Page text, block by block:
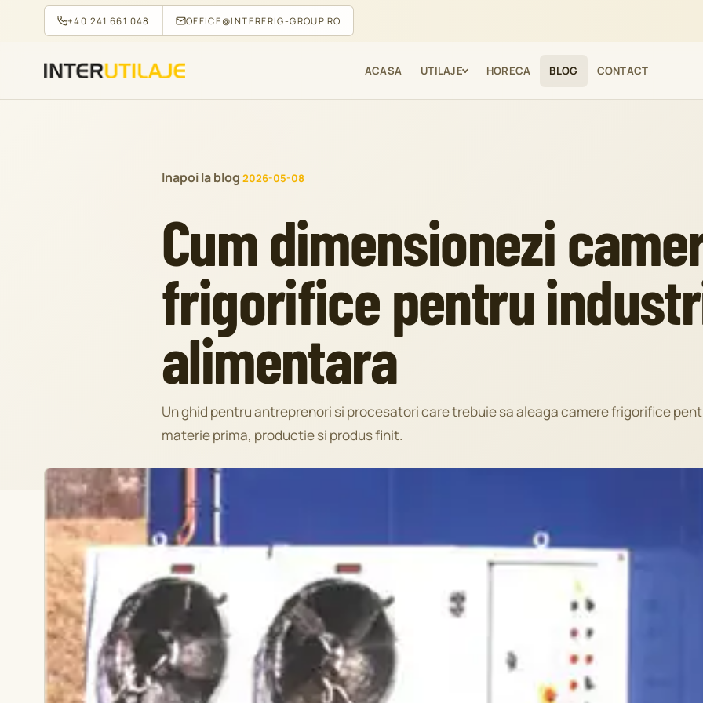
+40 241 661 048 OFFICE@INTERFRIG-GROUP.RO
ACASA UTILAJE HORECA BLOG CONTACT
Inapoi la blog 2026-05-08
Cum dimensionezi
frigorifice pentru
alimentara
Un ghid pentru antreprenori si procesatori care trebuie sa aleaga camere frigorifice
materie prima, productie si produs finit.